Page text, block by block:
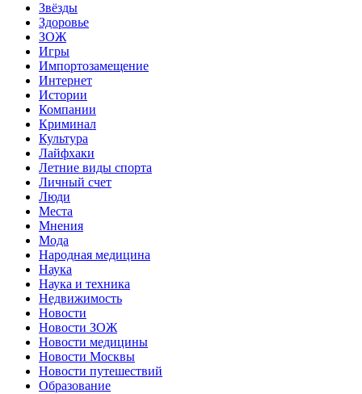
Звёзды
Здоровье
ЗОЖ
Игры
Импортозамещение
Интернет
Истории
Компании
Криминал
Культура
Лайфхаки
Летние виды спорта
Личный счет
Люди
Места
Мнения
Мода
Народная медицина
Наука
Наука и техника
Недвижимость
Новости
Новости ЗОЖ
Новости медицины
Новости Москвы
Новости путешествий
Образование